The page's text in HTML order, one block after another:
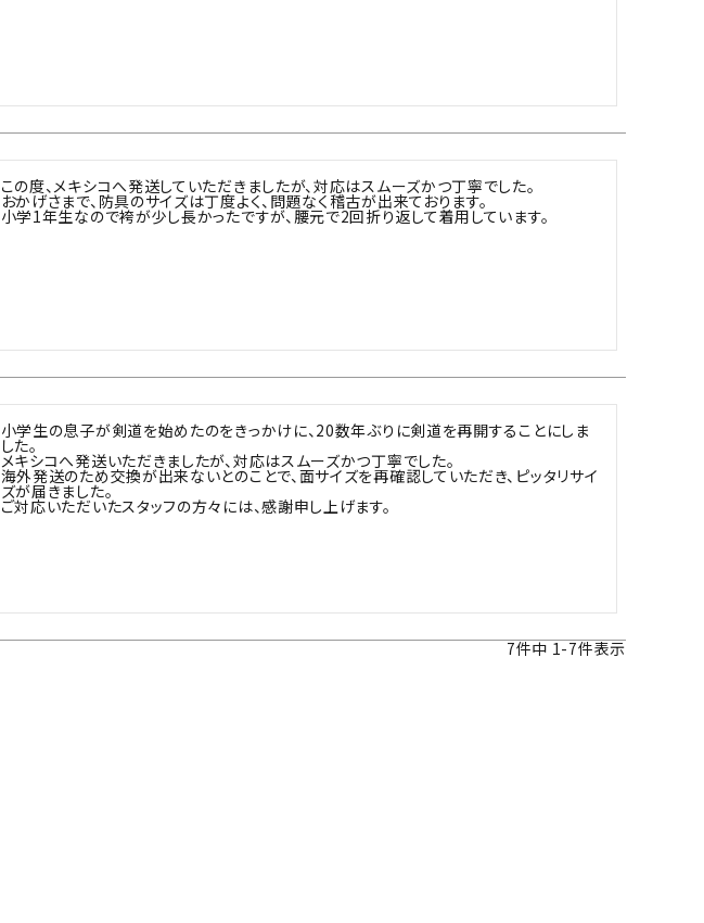
この度、メキシコへ発送していただきましたが、対応はスムーズかつ丁寧でした。
おかげさまで、防具のサイズは丁度よく、問題なく稽古が出来ております。
小学1年生なので袴が少し長かったですが、腰元で2回折り返して着用しています。
小学生の息子が剣道を始めたのをきっかけに、20数年ぶりに剣道を再開することにしま
した。
メキシコへ発送いただきましたが、対応はスムーズかつ丁寧でした。
海外発送のため交換が出来ないとのことで、面サイズを再確認していただき、ピッタリサイ
ズが届きました。
ご対応いただいたスタッフの方々には、感謝申し上げます。
7件中 1-7件表示